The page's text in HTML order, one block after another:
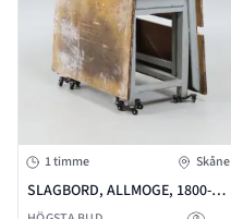
1 timme Skåne
SLAGBORD, ALLMOGE, 1800-
TAL, 2 LÅDOR I SARGEN,